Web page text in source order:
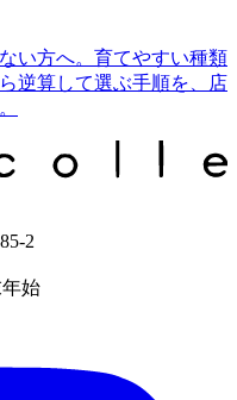
い方へ。育てやすい種類
逆算して選ぶ手順を、店
2
始